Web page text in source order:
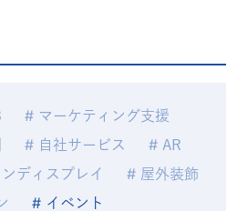
マーケティング支援
自社サービス
AR
ディスプレイ
屋外装飾
イベント